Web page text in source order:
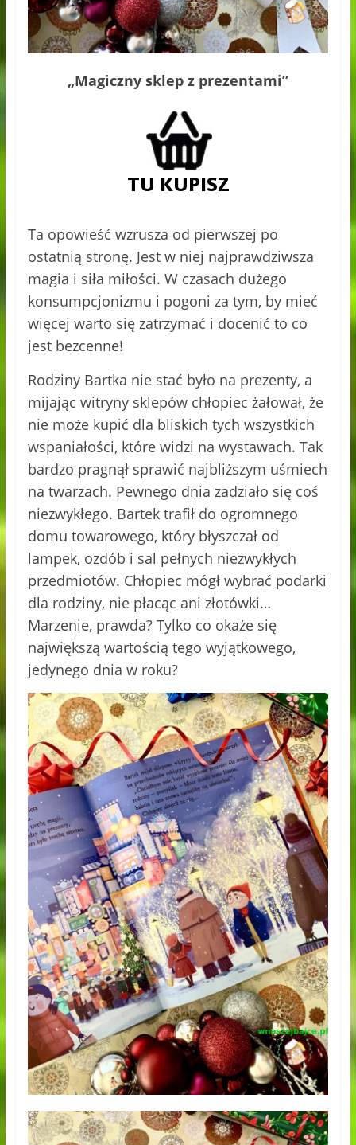
„Magiczny sklep z prezentami”
Ta opowieść wzrusza od pierwszej po
ostatnią stronę. Jest w niej najprawdziwsza
magia i siła miłości. W czasach dużego
konsumpcjonizmu i pogoni za tym, by mieć
więcej warto się zatrzymać i docenić to co
jest bezcenne!
Rodziny Bartka nie stać było na prezenty, a
mijając witryny sklepów chłopiec żałował, że
nie może kupić dla bliskich tych wszystkich
wspaniałości, które widzi na wystawach. Tak
bardzo pragnął sprawić najbliższym uśmiech
na twarzach. Pewnego dnia zadziało się coś
niezwykłego. Bartek trafił do ogromnego
domu towarowego, który błyszczał od
lampek, ozdób i sal pełnych niezwykłych
przedmiotów. Chłopiec mógł wybrać podarki
dla rodziny, nie płacąc ani złotówki…
Marzenie, prawda? Tylko co okaże się
największą wartością tego wyjątkowego,
jedynego dnia w roku?